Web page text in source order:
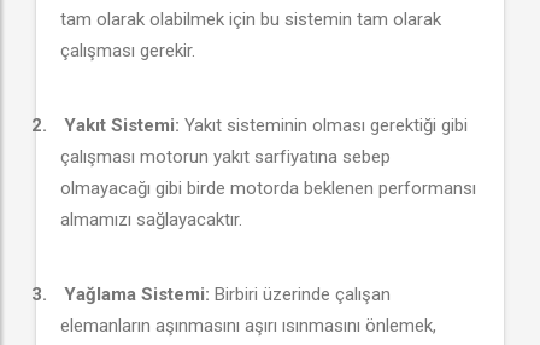
tam olarak olabilmek için bu sistemin tam olarak
çalışması gerekir.
2. Yakıt Sistemi: Yakıt sisteminin olması gerektiği gibi
çalışması motorun yakıt sarfiyatına sebep
olmayacağı gibi birde motorda beklenen performansı
almamızı sağlayacaktır.
3. Yağlama Sistemi: Birbiri üzerinde çalışan
elemanların aşınmasını aşırı ısınmasını önlemek,